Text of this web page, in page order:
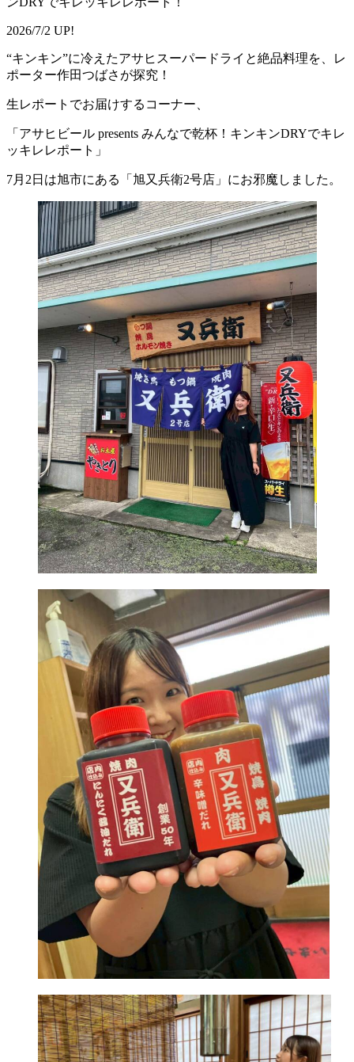
2026/7/2 UP!
“キンキン”に冷えたアサヒスーパードライと絶品料理を、レ
ポーター作田つばさが探究！
生レポートでお届けするコーナー、
「アサヒビール presents みんなで乾杯！キンキンDRYでキレ
ッキレレポート」
7月2日は旭市にある「旭又兵衛2号店」にお邪魔しました。